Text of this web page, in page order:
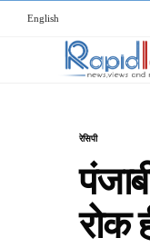
English
रेसिपी
रोक